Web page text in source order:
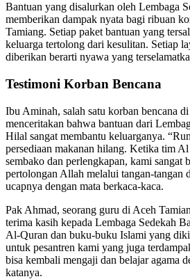
Bantuan yang disalurkan oleh Lembaga
memberikan dampak nyata bagi ribuan
Tamiang. Setiap paket bantuan yang
keluarga tertolong dari kesulitan. Setiap
diberikan berarti nyawa yang
Testimoni Korban Bencana
Ibu Aminah, salah satu korban bencana
menceritakan bahwa bantuan dari
Hilal sangat membantu keluarganya.
persediaan makanan hilang. Ketika tim
sembako dan perlengkapan, kami sangat
pertolongan Allah melalui tangan-tangan
ucapnya dengan mata berkaca-kaca.
Pak Ahmad, seorang guru di Aceh
terima kasih kepada Lembaga Sedekah
Al-Quran dan buku-buku Islami yang
untuk pesantren kami yang juga
bisa kembali mengaji dan belajar agama
katanya.